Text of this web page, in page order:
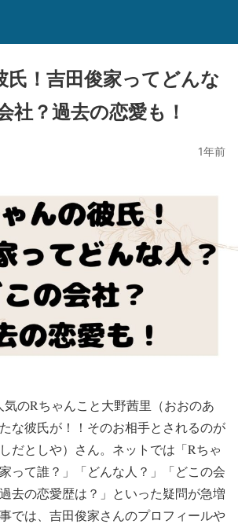
氏！吉田俊家ってどんな
社？過去の恋愛も！
1年前
気のRちゃんこと大野茜里（おおのあ
な彼氏が！！そのお相手とされるのが
だとしや）さん。ネットでは「Rちゃ
って誰？」「どんな人？」「どこの会
去の恋愛歴は？」といった疑問が急増
では、吉田俊家さんのプロフィールや